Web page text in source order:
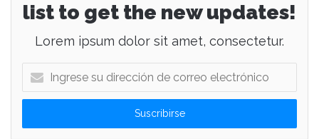
list to get the new updates!
Lorem ipsum dolor sit amet, consectetur.
g
e